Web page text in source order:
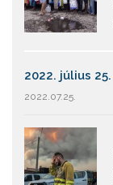
2022. július 25.
2022.07.25.